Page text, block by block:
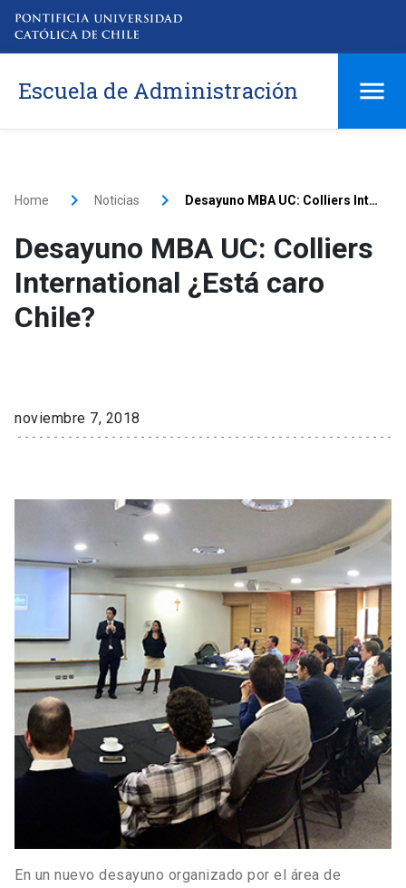
Escuela de Administración
Home Noticias Desayuno MBA UC: Colliers International ¿Está caro Chile?
Desayuno MBA UC: Colliers
International ¿Está caro
Chile?
noviembre 7, 2018
En un nuevo desayuno organizado por el área de